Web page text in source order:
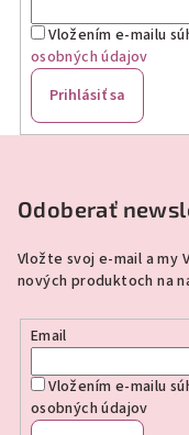
Vložením e-mailu
osobných údajov
Prihlásiť sa
Odoberať
Vložte svoj e-mail a my
nových produktoch na
Email
Vložením e-mailu
osobných údajov